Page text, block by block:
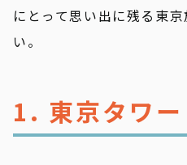
にとって思い出に残る東
い。
1. 東京タワー